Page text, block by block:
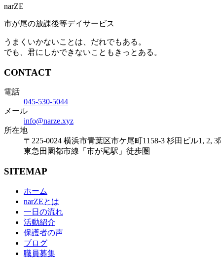
narZE
市が尾の放課後等デイサービス
うまくいかないことは、だれでもある。
でも、君にしかできないこともきっとある。
CONTACT
電話
045-530-5044
メール
info@narze.xyz
所在地
〒225-0024 横浜市青葉区市ケ尾町1158-3 杉田ビル1, 2, 3
東急田園都市線「市が尾駅」徒歩圏
SITEMAP
ホーム
narZEとは
一日の流れ
活動紹介
保護者の声
ブログ
職員募集